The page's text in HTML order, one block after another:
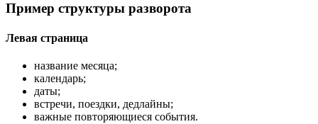
Пример структуры разворота
Левая страница
название месяца;
календарь;
даты;
встречи, поездки, дедлайны;
важные повторяющиеся события.